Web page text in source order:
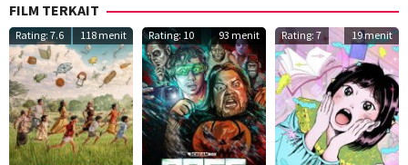
FILM TERKAIT
Rating: 7.6 118 menit Rating: 10 93 menit Rating: 7 19 menit